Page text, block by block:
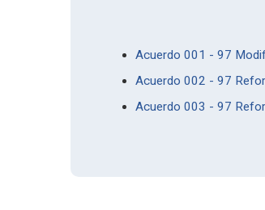
Acuerdo 001 - 97
Acuerdo 002 - 97
Acuerdo 003 - 97